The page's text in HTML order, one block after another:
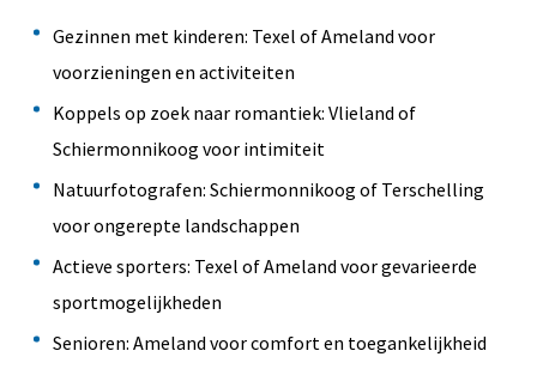
Gezinnen met kinderen: Texel of Ameland voor
voorzieningen en activiteiten
Koppels op zoek naar romantiek: Vlieland of
Schiermonnikoog voor intimiteit
Natuurfotografen: Schiermonnikoog of Terschelling
voor ongerepte landschappen
Actieve sporters: Texel of Ameland voor gevarieerde
sportmogelijkheden
Senioren: Ameland voor comfort en toegankelijkheid